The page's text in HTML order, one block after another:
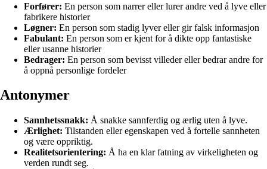
Forfører: En person som narrer eller lurer andre ved å lyve eller
fabrikere historier
Løgner: En person som stadig lyver eller gir falsk informasjon
Fabulant: En person som er kjent for å dikte opp fantastiske
eller usanne historier
Bedrager: En person som bevisst villeder eller bedrar andre for
å oppnå personlige fordeler
Antonymer
Sannhetssnakk: Å snakke sannferdig og ærlig uten å lyve.
Ærlighet: Tilstanden eller egenskapen ved å fortelle sannheten
og være oppriktig.
Realitetsorientering: Å ha en klar fatning av virkeligheten og
verden rundt seg.